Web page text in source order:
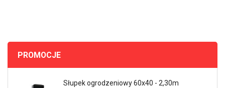
PROMOCJE
Słupek ogrodzeniowy 60x40 - 2,30m